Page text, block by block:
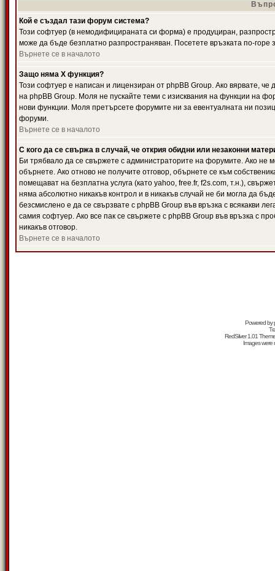
Кой е създал тази форум система?
Този софтуер (в немодифицираната си форма) е продуциран,
може да бъде безплатно разпространяван. Посетете връзката по-горе
Върнете се в началото
Защо няма X функция?
Този софтуер е написан и лицензиран от phpBB Group. Ако вярвате,
на phpBB Group. Моля не пускайте теми с изисквания на функции на
нови функции. Моля претърсете форумите ни за евентуалната ни
форуми.
Върнете се в началото
С кого да се свържа в случай, че открия обидни или незаконни
Би трябвало да се свържете с администраторите на форумите. Ако не
обърнете. Ако отново не получите отговор, обърнете се към
помещават на безплатна услуга (като yahoo, free.fr, f2s.com, т.н.),
няма абсолютно никакъв контрол и в никакъв случай не би могла да
безсмислено е да се свързвате с phpBB Group във връзка с всякакви
самия софтуер. Ако все пак се свържете с phpBB Group във връзка с
никакъв отговор.
Върнете се в началото
Powered by
RedSilver 1.01
Images were